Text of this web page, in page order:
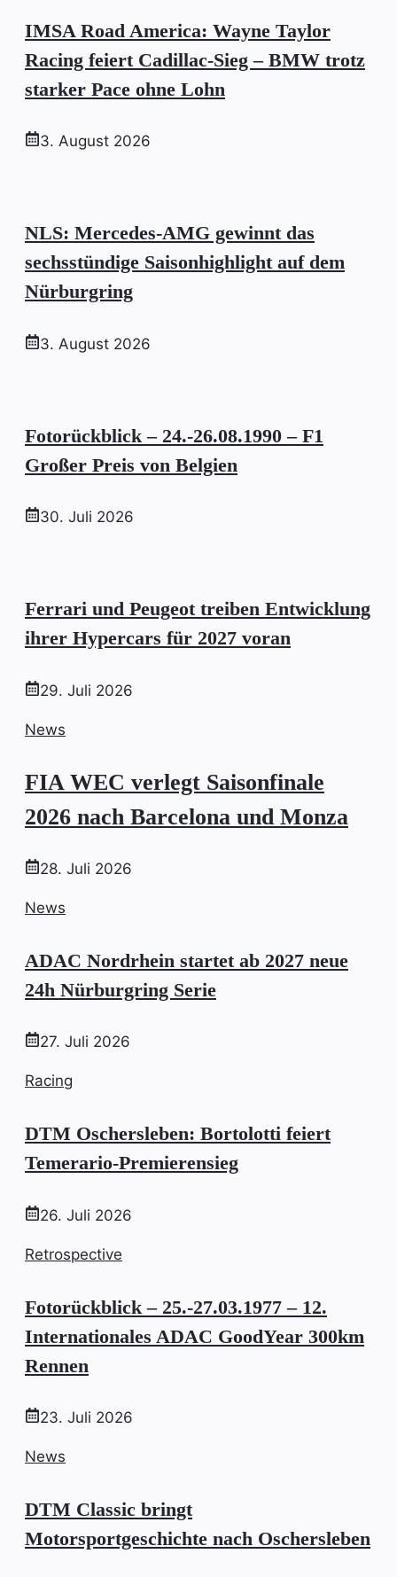
IMSA Road America: Wayne Taylor
Racing feiert Cadillac-Sieg – BMW trotz
starker Pace ohne Lohn
3. August 2026
NLS: Mercedes-AMG gewinnt das
sechsstündige Saisonhighlight auf dem
Nürburgring
3. August 2026
Fotorückblick – 24.-26.08.1990 – F1
Großer Preis von Belgien
30. Juli 2026
Ferrari und Peugeot treiben Entwicklung
ihrer Hypercars für 2027 voran
29. Juli 2026
News
FIA WEC verlegt Saisonfinale
2026 nach Barcelona und Monza
28. Juli 2026
News
ADAC Nordrhein startet ab 2027 neue
24h Nürburgring Serie
27. Juli 2026
Racing
DTM Oschersleben: Bortolotti feiert
Temerario-Premierensieg
26. Juli 2026
Retrospective
Fotorückblick – 25.-27.03.1977 – 12.
Internationales ADAC GoodYear 300km
Rennen
23. Juli 2026
News
DTM Classic bringt
Motorsportgeschichte nach Oschersleben